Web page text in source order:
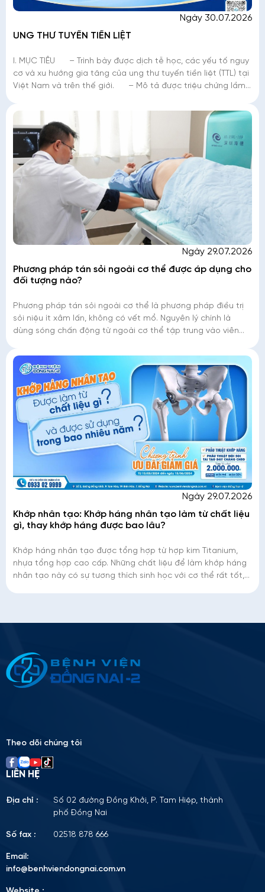
Ngày 30.07.2026
UNG THƯ TUYẾN TIỀN LIỆT
I. MỤC TIÊU – Trình bày được dịch tễ học, các yếu tố nguy
cơ và xu hướng gia tăng của ung thư tuyến tiền liệt (TTL) tại
Việt Nam và trên thế giới. – Mô tả được triệu chứng lầm
Ngày 29.07.2026
Phương pháp tán sỏi ngoài cơ thể được áp dụng cho
đối tượng nào?
Phương pháp tán sỏi ngoài cơ thể là phương pháp điều trị
sỏi niệu ít xâm lấn, không có vết mổ. Nguyên lý chính là
dùng sóng chấn động từ ngoài cơ thể tập trung vào viên
Ngày 29.07.2026
Khớp nhân tạo: Khớp háng nhân tạo làm từ chất liệu
gì, thay khớp háng được bao lâu?
Khớp háng nhân tạo được tổng hợp từ hợp kim Titanium,
nhựa tổng hợp cao cấp. Những chất liệu để làm khớp háng
nhân tạo này có sự tương thích sinh học với cơ thể rất tốt,
Please
Theo dõi chúng tôi
LIÊN HỆ
Địa chỉ :
Số 02 đường Đồng Khởi, P. Tam Hiệp, thành
phố Đồng Nai
Số fax : 02518 878 666
Email:
info@benhviendongnai.com.vn